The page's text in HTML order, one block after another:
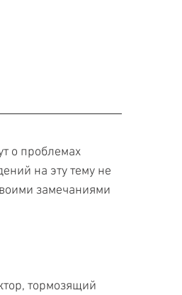
о проблемах
на эту тему не
замечаниями
тормозящий